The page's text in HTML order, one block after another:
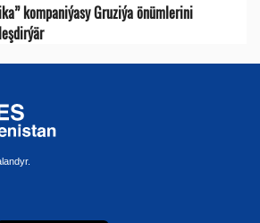
kompaniýasy Gruziýa önümlerini